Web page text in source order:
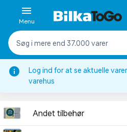
Log ind for at se aktuelle
varehus
Menu
Baby & børn
BLEER & TILBEHØR
Andet tilbehør